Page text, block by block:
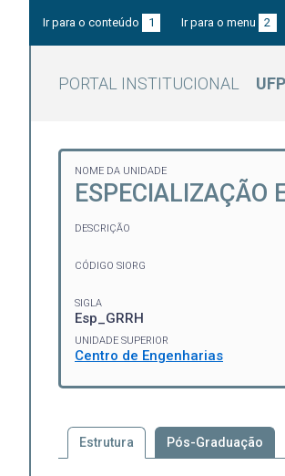
Ir para o conteúdo 1 Ir para o menu 2
PORTAL INSTITUCIONAL
NOME DA UNIDADE
ESPECIALIZAÇÃO
DESCRIÇÃO
CÓDIGO SIORG
SIGLA
Esp_GRRH
UNIDADE SUPERIOR
Centro de Engenharias
Estrutura Pós-Graduação